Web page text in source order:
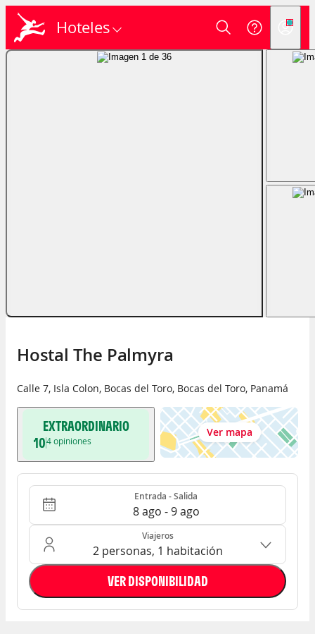
Hoteles
Hostal The Palmyra
Calle 7, Isla Colon, Bocas del Toro, Bocas del Toro, Panamá
EXTRAORDINARIO
104opiniones
Ver mapa
Entrada - Salida Entrada - Salida
8 ago - 9 ago
Ocupación: 2 personas, 1 habitación
Viajeros
2 personas, 1 habitación
VER DISPONIBILIDAD